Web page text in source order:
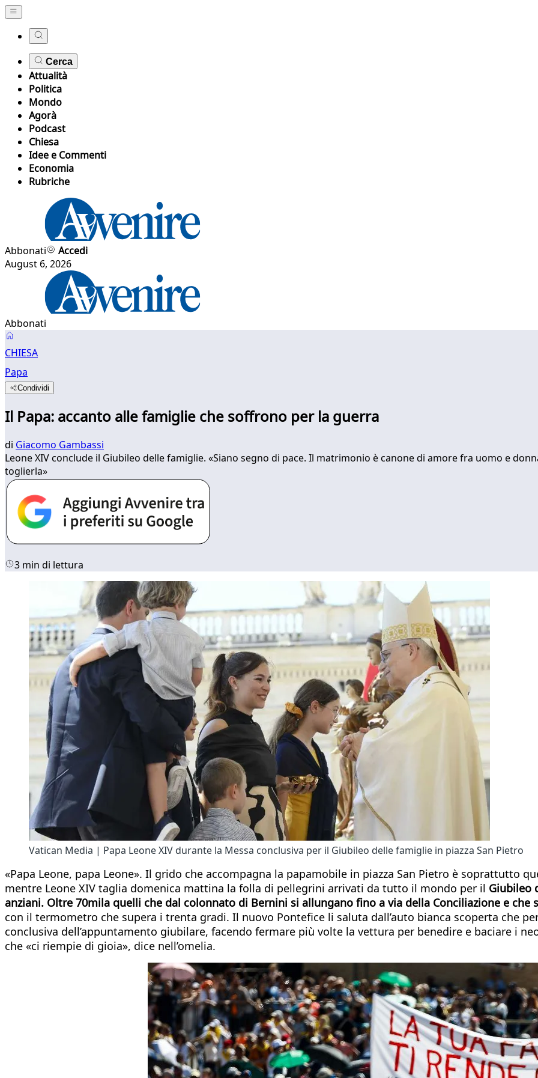
Cerca
Attualità
Politica
Mondo
Agorà
Podcast
Chiesa
Idee e Commenti
Economia
Rubriche
Abbonati
Accedi
August 6, 2026
Abbonati
CHIESA
Papa
Condividi
Il Papa: accanto alle famiglie che soffrono per la guerra
di Giacomo Gambassi
Leone XIV conclude il Giubileo delle famiglie. «Siano segno di pace. Il matrimonio è canone di amore fra uomo e
toglierla»
3 min di lettura
Vatican Media | Papa Leone XIV durante la Messa conclusiva per il Giubileo delle famiglie in piazza San Pietro
«Papa Leone, papa Leone». Il grido che accompagna la papamobile in piazza San Pietro è soprattutto
mentre Leone XIV taglia domenica mattina la folla di pellegrini arrivati da tutto il mondo per il Giubileo
anziani. Oltre 70mila quelli che dal colonnato di Bernini si allungano fino a via della Conciliazione e
con il termometro che supera i trenta gradi. Il nuovo Pontefice li saluta dall’auto bianca scoperta che
conclusiva dell’appuntamento giubilare, facendo fermare più volte la vettura per benedire e baciare i
che «ci riempie di gioia», dice nell’omelia.